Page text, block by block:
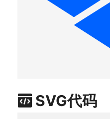
SVG代码